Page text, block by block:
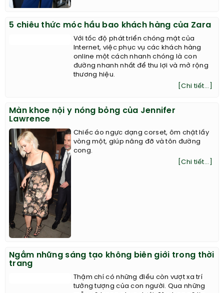
5 chiêu thức móc hầu bao khách hàng của Zara
Với tốc độ phát triển chóng mặt của
Internet, việc phục vụ các khách hàng
đường nhanh nhất để thu lợi và mở rộng
[Chi tiết...]
Màn khoe nội y nóng bỏng của Jennifer
Lawrence